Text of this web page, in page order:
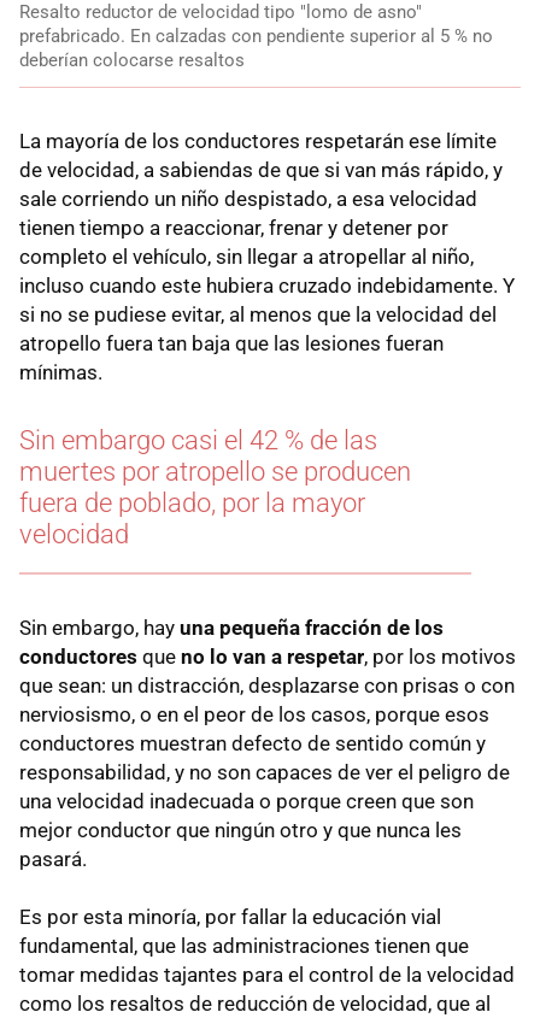
Resalto reductor de velocidad tipo "lomo de asno"
prefabricado. En calzadas con pendiente superior al 5 % no
deberían colocarse resaltos
La mayoría de los conductores respetarán ese límite
de velocidad, a sabiendas de que si van más rápido, y
sale corriendo un niño despistado, a esa velocidad
tienen tiempo a reaccionar, frenar y detener por
completo el vehículo, sin llegar a atropellar al niño,
incluso cuando este hubiera cruzado indebidamente. Y
si no se pudiese evitar, al menos que la velocidad del
atropello fuera tan baja que las lesiones fueran
mínimas.
Sin embargo casi el 42 % de las
muertes por atropello se producen
fuera de poblado, por la mayor
velocidad
Sin embargo, hay una pequeña fracción de los
conductores que no lo van a respetar, por los motivos
que sean: un distracción, desplazarse con prisas o con
nerviosismo, o en el peor de los casos, porque esos
conductores muestran defecto de sentido común y
responsabilidad, y no son capaces de ver el peligro de
una velocidad inadecuada o porque creen que son
mejor conductor que ningún otro y que nunca les
pasará.
Es por esta minoría, por fallar la educación vial
fundamental, que las administraciones tienen que
tomar medidas tajantes para el control de la velocidad
como los resaltos de reducción de velocidad, que al